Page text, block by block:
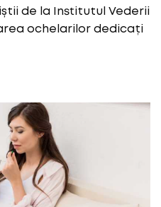
de la Institutul Vederii
ochelarilor dedicați